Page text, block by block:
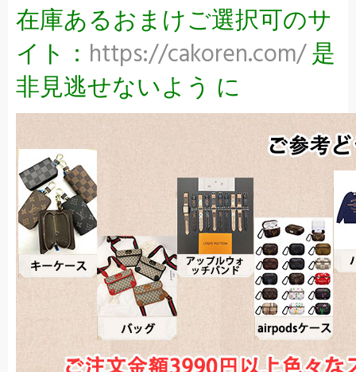
在庫あるおまけご選択可のサ
イト： https://cakoren.com/是
非見逃せないよう に